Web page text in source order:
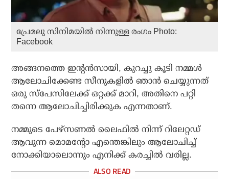
പ്രേമലു സിനിമയില്‍ നിന്നുള്ള രംഗം Photo:
Facebook
അങ്ങനത്തെ ഇന്റന്‍സായി, കുറച്ചു കൂടി നമ്മള്‍
ആലോചിക്കേണ്ട സീനുകളില്‍ ഞാന്‍ ചെയ്യുന്നത്
ഒരു സ്‌പേസിലേക്ക് ഒറ്റക്ക് മാറി, അതിനെ പറ്റി
തന്നെ ആലോചിച്ചിരിക്കുക എന്നതാണ്.
നമ്മുടെ പേഴ്‌സണല്‍ ലൈഫില്‍ നിന്ന് റിലേറ്റഡ്
ആവുന്ന മൊമന്റോ എന്തെങ്കിലും ആലോചിച്ച്
നോക്കിയാലൊന്നും എനിക്ക് കരച്ചില്‍ വരില്ല.